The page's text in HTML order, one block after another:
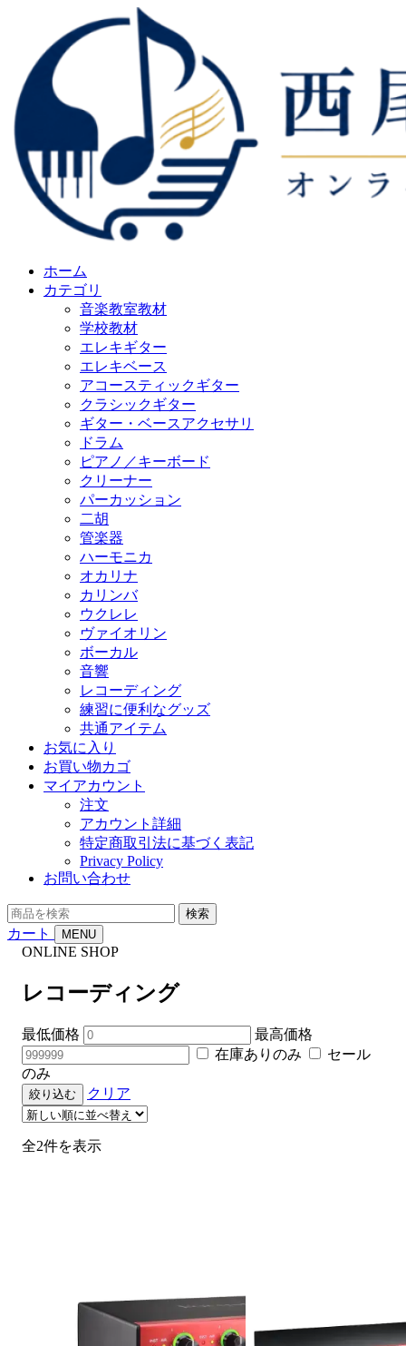
ホーム
カテゴリ
音楽教室教材
学校教材
エレキギター
エレキベース
アコースティックギター
クラシックギター
ギター・ベースアクセサリ
ドラム
ピアノ／キーボード
クリーナー
パーカッション
二胡
管楽器
ハーモニカ
オカリナ
カリンバ
ウクレレ
ヴァイオリン
ボーカル
音響
レコーディング
練習に便利なグッズ
共通アイテム
お気に入り
お買い物カゴ
マイアカウント
注文
アカウント詳細
特定商取引法に基づく表記
Privacy Policy
お問い合わせ
商
品
検索
カート MENU
ONLINE SHOP
レコーディング
最低価格
最高価格
在庫ありのみ
セール
のみ
絞り込む クリア
全2件を表示新